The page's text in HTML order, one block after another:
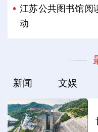
江苏公共图书馆阅
动
新闻 文娱